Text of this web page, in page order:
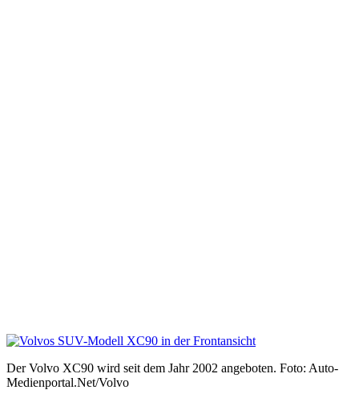
Der Volvo XC90 wird seit dem Jahr 2002 angeboten. Foto: Auto-
Medienportal.Net/Volvo